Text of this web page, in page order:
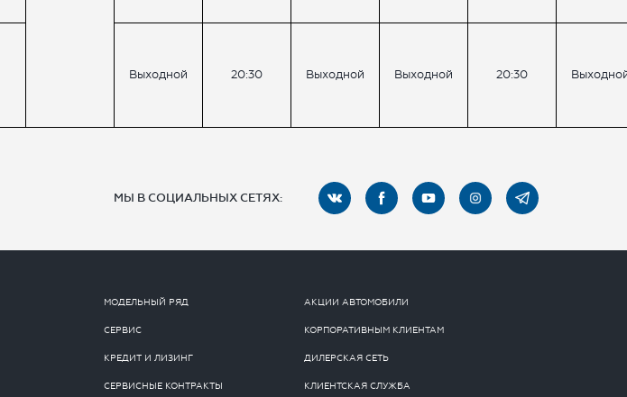
Выходной 20:30 Выходной Выходной 20:30
МЫ В СОЦИАЛЬНЫХ СЕТЯХ:
МОДЕЛЬНЫЙ РЯД
СЕРВИС
КРЕДИТ И ЛИЗИНГ
СЕРВИСНЫЕ КОНТРАКТЫ
АКЦИИ АВТОМОБИЛИ
КОРПОРАТИВНЫМ КЛИЕНТАМ
ДИЛЕРСКАЯ СЕТЬ
КЛИЕНТСКАЯ СЛУЖБА